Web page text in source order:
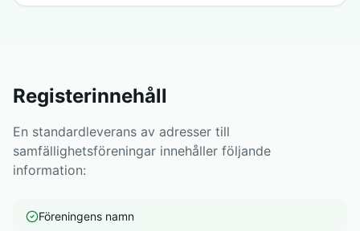
Registerinnehåll
En standardleverans av adresser till
samfällighetsföreningar innehåller följande
information:
Föreningens namn